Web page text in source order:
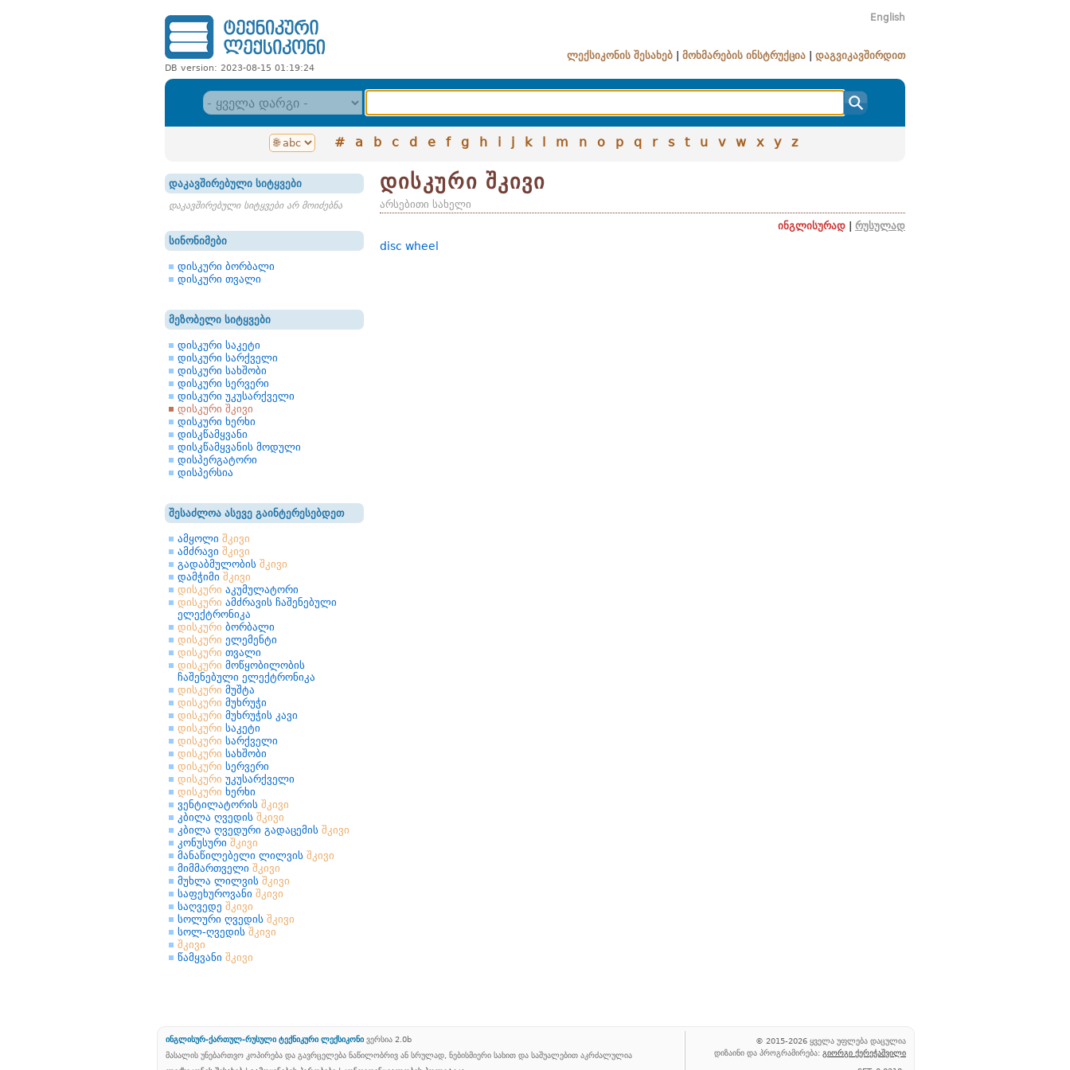
DB version: 2023-08-15 01:19:24
English
ლექსიკონის შესახებ მოხმარების ინსტრუქცია დაგვიკავშირდით
# a b c d e f g h i j k l m n o p q r s t u v w x y z
დაკავშირებული სიტყვები
დაკავშირებული სიტყვები არ მოიძებნა
სინონიმები
დისკური ბორბალი
დისკური თვალი
მეზობელი სიტყვები
დისკური საკეტი
დისკური სარქველი
დისკური სახშობი
დისკური სერვერი
დისკური უკუსარქველი
დისკური შკივი
დისკური ხერხი
დისკწამყვანი
დისკწამყვანის მოდული
დისპერგატორი
დისპერსია
შესაძლოა ასევე გაინტერესებდეთ
ამყოლი შკივი
ამძრავი შკივი
გადაბმულობის შკივი
დამჭიმი შკივი
დისკური აკუმულატორი
დისკური ამძრავის ჩაშენებული
ელექტრონიკა
დისკური ბორბალი
დისკური ელემენტი
დისკური თვალი
დისკური მოწყობილობის
ჩაშენებული ელექტრონიკა
დისკური მუშტა
დისკური მუხრუჭი
დისკური მუხრუჭის კავი
დისკური საკეტი
დისკური სარქველი
დისკური სახშობი
დისკური სერვერი
დისკური უკუსარქველი
დისკური ხერხი
ვენტილატორის შკივი
კბილა ღვედის შკივი
კბილა ღვედური გადაცემის შკივი
კონუსური შკივი
მანაწილებელი ლილვის შკივი
მიმმართველი შკივი
მუხლა ლილვის შკივი
საფეხუროვანი შკივი
საღვედე შკივი
სოლური ღვედის შკივი
სოლ-ღვედის შკივი
შკივი
წამყვანი შკივი
დისკური შკივი
არსებითი სახელი
ინგლისურად
რუსულად
disc wheel
ინგლისურ-ქართულ-რუსული ტექნიკური ლექსიკონი ვერსია 2.0b
მასალის უნებართვო კოპირება და გავრცელება ნაწილობრივ ან სრულად, ნებისმიერი სახით და საშუალებით აკრძალულია
© 2015-2026 ყველა უფლება დაცულია
დიზაინი და პროგრამირება: გიორგი ქერეჭაშვილი